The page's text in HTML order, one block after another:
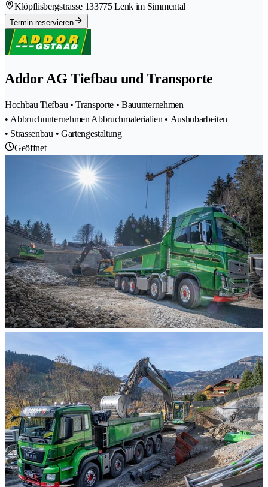
Klöpflisbergstrasse 133775 Lenk im Simmental
Termin reservieren
Addor AG Tiefbau und Transporte
Hochbau Tiefbau • Transporte • Bauunternehmen
• Abbruchunternehmen Abbruchmaterialien • Aushubarbeiten
• Strassenbau • Gartengestaltung
Geöffnet